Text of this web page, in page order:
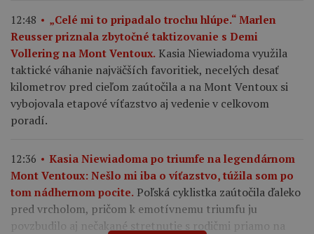
12:48
„Celé mi to pripadalo trochu hlúpe.“ Marlen
Reusser priznala zbytočné taktizovanie s Demi
Vollering na Mont Ventoux. Kasia Niewiadoma využila
taktické váhanie najväčších favoritiek, necelých desať
kilometrov pred cieľom zaútočila a na Mont Ventoux si
vybojovala etapové víťazstvo aj vedenie v celkovom
poradí.
12:36
Kasia Niewiadoma po triumfe na legendárnom
Mont Ventoux: Nešlo mi iba o víťazstvo, túžila som po
tom nádhernom pocite. Poľská cyklistka zaútočila ďaleko
pred vrcholom, pričom k emotívnemu triumfu ju
povzbudilo aj nečakané stretnutie s rodičmi priamo na